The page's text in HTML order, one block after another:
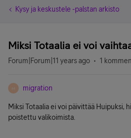
Kysy ja keskustele -palstan arkisto
Miksi Totaalia ei voi
Forum|Forum|11 years ago 1
M migration
Miksi Totaalia ei voi päivittää Huipuksi,
poistettu valikoimista.